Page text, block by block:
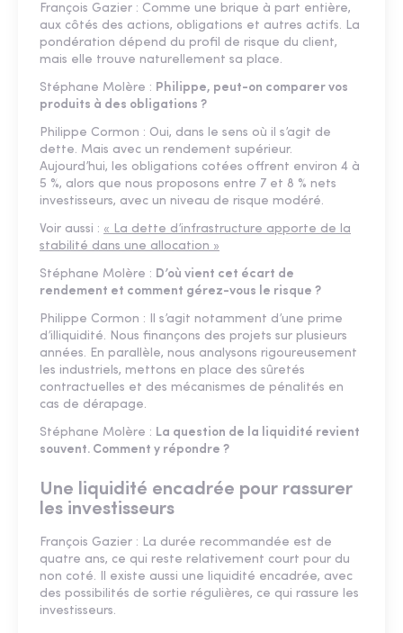
François Gazier : Comme une brique à part entière,
aux côtés des actions, obligations et autres actifs. La
pondération dépend du profil de risque du client,
mais elle trouve naturellement sa place.
Stéphane Molère : Philippe, peut-on comparer vos
produits à des obligations ?
Philippe Cormon : Oui, dans le sens où il s’agit de
dette. Mais avec un rendement supérieur.
Aujourd’hui, les obligations cotées offrent environ 4 à
5 %, alors que nous proposons entre 7 et 8 % nets
investisseurs, avec un niveau de risque modéré.
Voir aussi : « La dette d’infrastructure apporte de la
stabilité dans une allocation »
Stéphane Molère : D’où vient cet écart de
rendement et comment gérez-vous le risque ?
Philippe Cormon : Il s’agit notamment d’une prime
d’illiquidité. Nous finançons des projets sur plusieurs
années. En parallèle, nous analysons rigoureusement
les industriels, mettons en place des sûretés
contractuelles et des mécanismes de pénalités en
cas de dérapage.
Stéphane Molère : La question de la liquidité revient
souvent. Comment y répondre ?
Une liquidité encadrée pour rassurer
les investisseurs
François Gazier : La durée recommandée est de
quatre ans, ce qui reste relativement court pour du
non coté. Il existe aussi une liquidité encadrée, avec
des possibilités de sortie régulières, ce qui rassure les
investisseurs.